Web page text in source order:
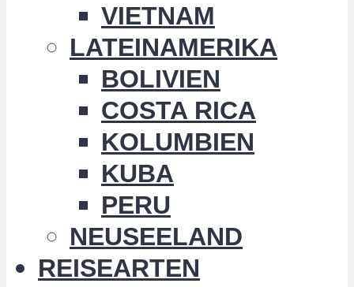
VIETNAM
LATEINAMERIKA
BOLIVIEN
COSTA RICA
KOLUMBIEN
KUBA
PERU
NEUSEELAND
REISEARTEN